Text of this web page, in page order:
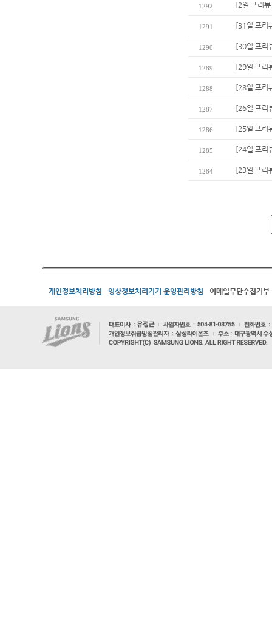
1292 [2일 프리
1291 [31일 프리
1290 [30일 프리
1289 [29일 프리
1288 [28일 프리
1287 [26일 프리
1286 [25일 프리
1285 [24일 프리
1284 [23일 프리
개인정보처리방침 영상정보처리기기 운영관리방침 이메일무단수집거부